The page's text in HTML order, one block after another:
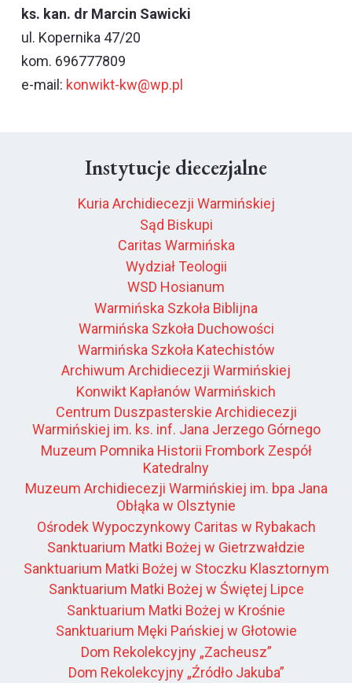
ks. kan. dr Marcin Sawicki
ul. Kopernika 47/20
kom. 696777809
e-mail: konwikt-kw@wp.pl
Instytucje diecezjalne
Kuria Archidiecezji Warmińskiej
Sąd Biskupi
Caritas Warmińska
Wydział Teologii
WSD Hosianum
Warmińska Szkoła Biblijna
Warmińska Szkoła Duchowości
Warmińska Szkoła Katechistów
Archiwum Archidiecezji Warmińskiej
Konwikt Kapłanów Warmińskich
Centrum Duszpasterskie Archidiecezji
Warmińskiej im. ks. inf. Jana Jerzego Górnego
Muzeum Pomnika Historii Frombork Zespół
Katedralny
Muzeum Archidiecezji Warmińskiej im. bpa Jana
Obłąka w Olsztynie
Ośrodek Wypoczynkowy Caritas w Rybakach
Sanktuarium Matki Bożej w Gietrzwałdzie
Sanktuarium Matki Bożej w Stoczku Klasztornym
Sanktuarium Matki Bożej w Świętej Lipce
Sanktuarium Matki Bożej w Krośnie
Sanktuarium Męki Pańskiej w Głotowie
Dom Rekolekcyjny „Zacheusz”
Dom Rekolekcyjny „Źródło Jakuba”